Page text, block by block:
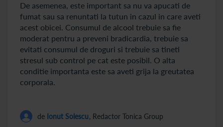
De asemenea, este important sa nu va apucati de
fumat sau sa renuntati la tutun in cazul in care aveti
acest obicei. Consumul de alcool trebuie sa fie
moderat pentru a preveni bradicardia, trebuie sa
evitati consumul de droguri si trebuie sa tineti
stresul sub control pe cat este posibil. O alta
conditie importanta este sa aveti grija la greutatea
corporala.
de Ionut Solescu, Redactor Tonica Group